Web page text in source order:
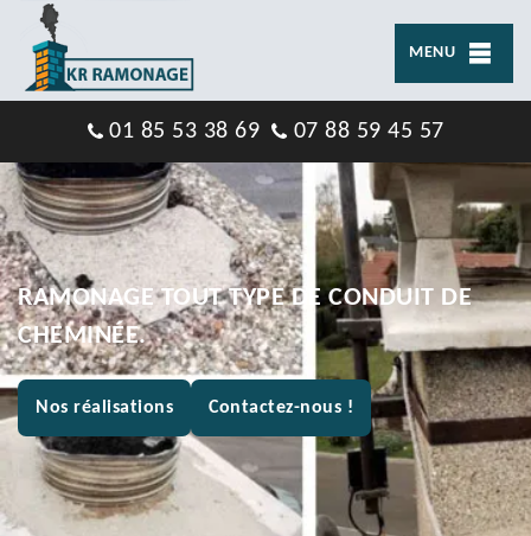
MENU
01 85 53 38 69 07 88 59 45 57
RAMONAGE TOUT TYPE DE CONDUIT DE
CHEMINÉE.
Nos réalisations Contactez-nous !